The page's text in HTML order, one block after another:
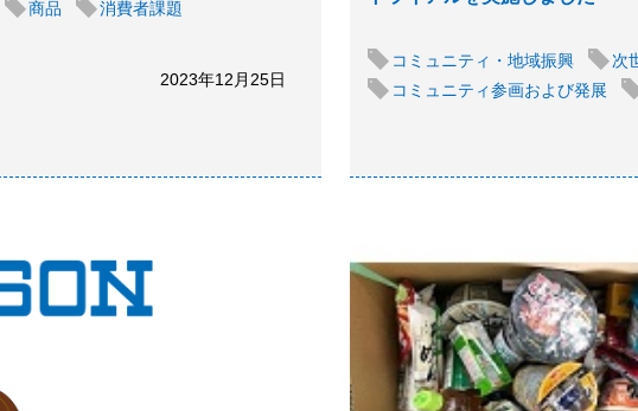
商品
消費者課題
2023年12月25日
コミュニティ・地域振興 次
コミュニティ参画および発展